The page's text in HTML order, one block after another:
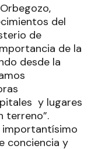
del
de
de la
desde la
y lugares
terreno”.
importantísimo
conciencia y